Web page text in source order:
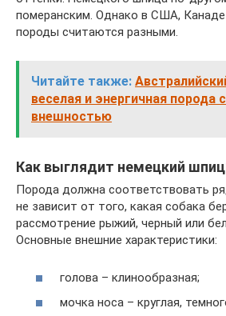
померанским. Однако в США, Канаде
породы считаются разными.
Читайте также:
веселая и энергичная порода
внешностью
Как выглядит немецкий
Порода должна соответствовать
не зависит от того, какая собака
рассмотрение рыжий, черный или
Основные внешние характеристики:
голова – клинообразная;
мочка носа – круглая,